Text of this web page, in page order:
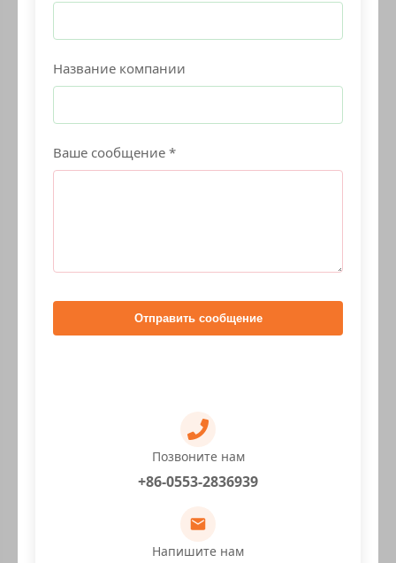
Название компании
Ваше сообщение *
Отправить сообщение
Позвоните нам
+86-0553-2836939
Напишите нам